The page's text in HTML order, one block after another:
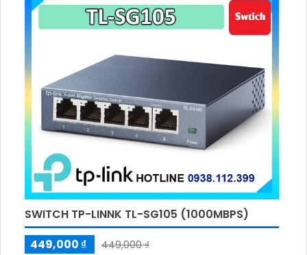
SWITCH TP-LINNK TL-SG105 (1000MBPS)
449,000 ₫
449,000 ₫